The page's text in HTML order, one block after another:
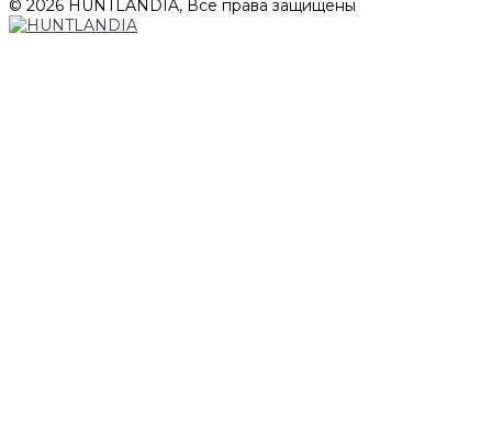
© 2026 HUNTLANDIA, Все права защищены